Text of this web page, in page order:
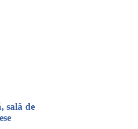
sală de